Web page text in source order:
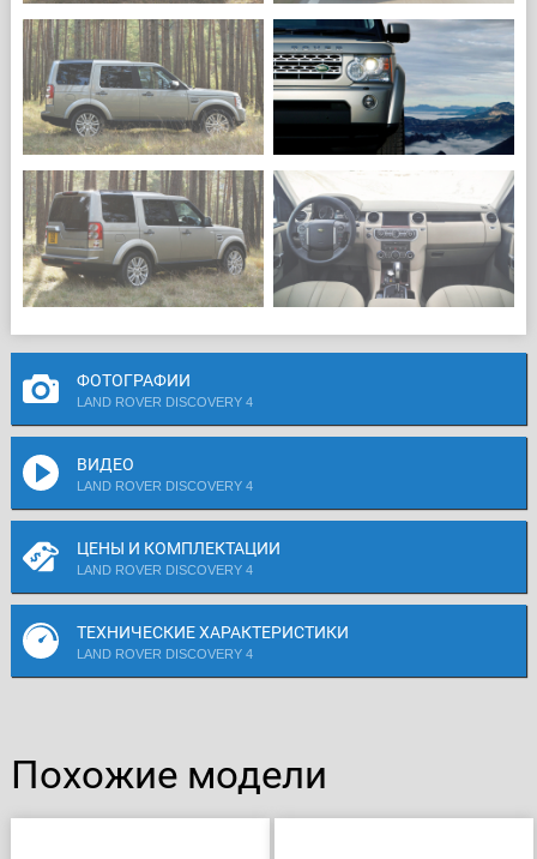
ФОТОГРАФИИ
LAND ROVER DISCOVERY 4
ВИДЕО
LAND ROVER DISCOVERY 4
ЦЕНЫ И КОМПЛЕКТАЦИИ
LAND ROVER DISCOVERY 4
ТЕХНИЧЕСКИЕ ХАРАКТЕРИСТИКИ
LAND ROVER DISCOVERY 4
Похожие модели